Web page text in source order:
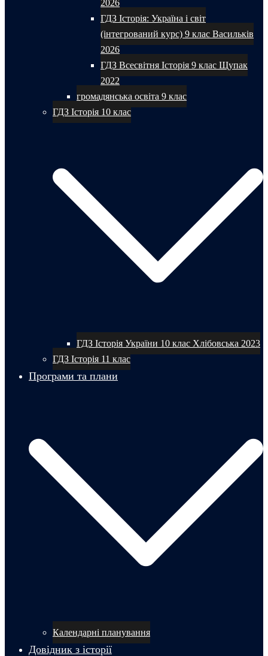
2026
ГДЗ Історія: Україна і світ
(інтегрований курс) 9 клас Васильків
2026
ГДЗ Всесвітня Історія 9 клас Щупак
2022
громадянська освіта 9 клас
ГДЗ Історія 10 клас
ГДЗ Історія України 10 клас Хлібовська 2023
ГДЗ Історія 11 клас
Програми та плани
Календарні планування
Довідник з історії